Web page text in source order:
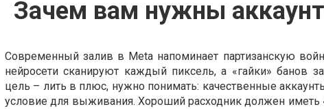
Зачем вам нужны
Современный залив в Meta напоминает партизанскую
нейросети сканируют каждый пиксель, а «гайки» банов
цель – лить в плюс, нужно понимать: качественные
условие для выживания. Хороший расходник должен